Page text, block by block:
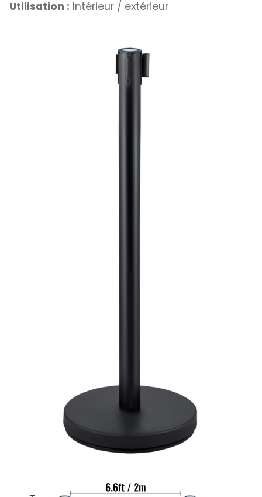
Utilisation : intérieur / extérieur